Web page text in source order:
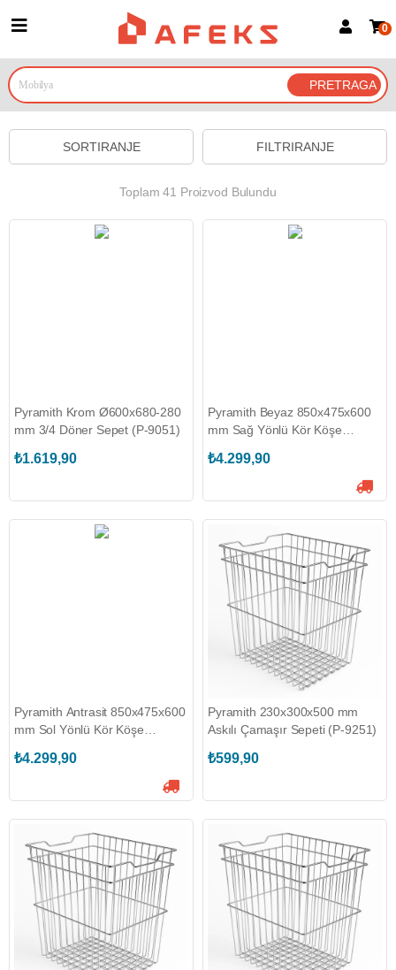
Prijava za članove
Prijavite se Google nalogom
0
FILTRIRANJE
SORTIRANJE
Toplam 41 Proizvod Bulundu
Pyramith Krom Ø600x680-280
mm 3/4 Döner Sepet (P-9051)
₺1.619,90
Pyramith Beyaz 850x475x600
mm Sağ Yönlü Kör Köşe
₺4.299,90
Pyramith Antrasit 850x475x600
mm Sol Yönlü Kör Köşe
₺4.299,90
Pyramith 230x300x500 mm
Askılı Çamaşır Sepeti (P-9251)
₺599,90